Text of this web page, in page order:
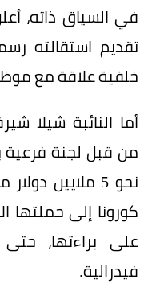
في السياق ذاته،
تقديم استقالته
خلفية علاقة مع
أما النائبة شيلا
من قبل لجنة فرعية
نحو 5 ملايين
كورونا إلى حملتها
على براءتها،
فيدرالية.